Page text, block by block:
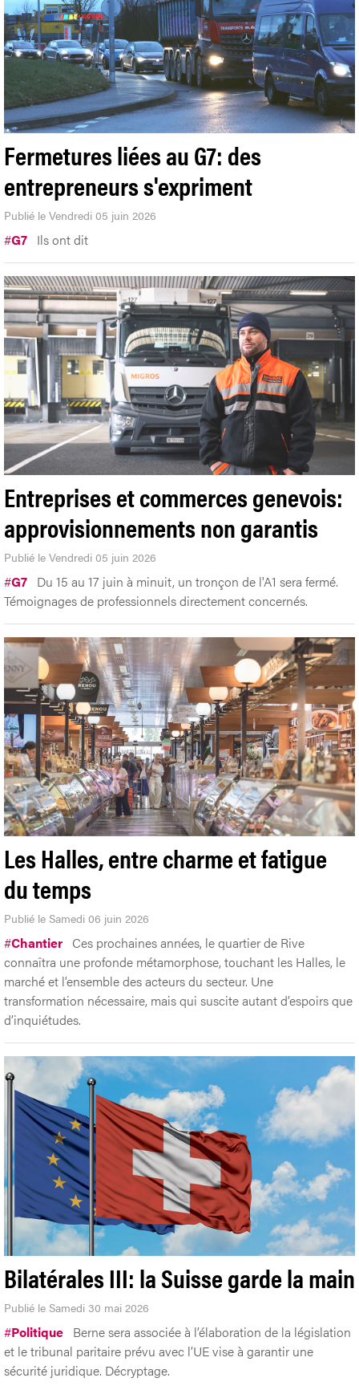
Fermetures liées au G7: des
entrepreneurs s'expriment
Publié le Vendredi 05 juin 2026
#G7 Ils ont dit
Entreprises et commerces genevois:
approvisionnements non garantis
Publié le Vendredi 05 juin 2026
#G7 Du 15 au 17 juin à minuit, un tronçon de l'A1 sera fermé.
Témoignages de professionnels directement concernés.
Les Halles, entre charme et fatigue
du temps
Publié le Samedi 06 juin 2026
#Chantier Ces prochaines années, le quartier de Rive
connaîtra une profonde métamorphose, touchant les Halles, le
marché et l’ensemble des acteurs du secteur. Une
transformation nécessaire, mais qui suscite autant d’espoirs que
d’inquiétudes.
Bilatérales III: la Suisse garde la main
Publié le Samedi 30 mai 2026
#Politique Berne sera associée à l’élaboration de la législation
et le tribunal paritaire prévu avec l’UE vise à garantir une
sécurité juridique. Décryptage.